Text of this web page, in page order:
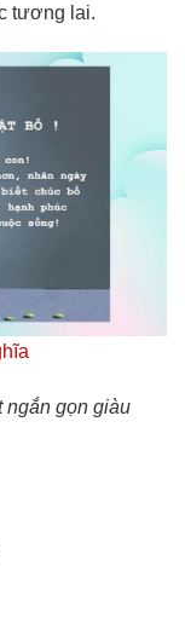
tương lai.
ngắn gọn giàu